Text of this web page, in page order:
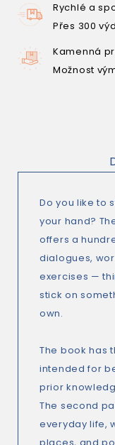
Rychlé a
Přes 300
Kamenná
Možnost
Do you like to
your hand?
offers a
dialogues,
exercises —
stick on
own.
The book has
intended for
prior
The second
everyday life,